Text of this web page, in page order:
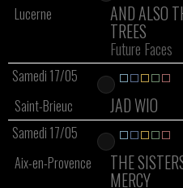
Lucerne
AND ALSO
TREES
Future Faces
Samedi 17/05
Saint-Brieuc
JAD WIO
Samedi 17/05
Aix-en-Provence
THE
MERCY